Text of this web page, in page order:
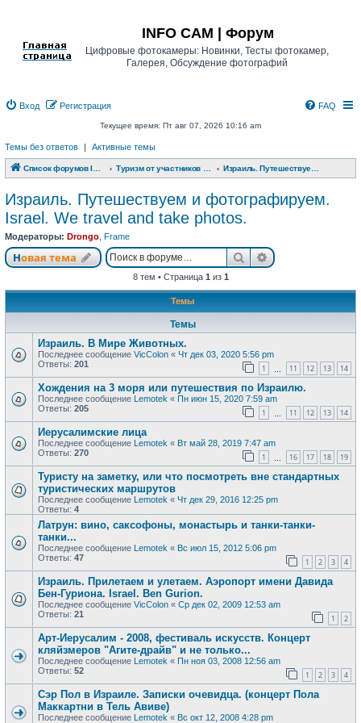
INFO CAM | Форум
Цифровые фотокамеры: Новинки, Тесты фотокамер,
Галерея, Обсуждение фотографий
Вход Регистрация FAQ
Текущее время: Пт авг 07, 2026 10:16 am
Темы без ответов | Активные темы
Список форумов INFO CAM | Форум
Израиль. Путешествуем и фотографируем.
Israel. We travel and take photos.
Модераторы: Drongo Frame
Новая тема
Новая тема ПоискРасширенный
8 тем • Страница 1 из 1
Темы
Темы
Израиль. В Мире Животных.
Последнее сообщение VicColon « Чт дек 03, 2020 5:56 pm
Ответы: 201 1 11 12 13 14
Хождения на 3 моря или путешествия по Израилю.
Последнее сообщение Lemotek « Пн июн 15, 2020 7:59 am
Ответы: 205 1 11 12 13 14
Иерусалимские лица
Последнее сообщение Lemotek « Вт май 28, 2019 7:47 am
Ответы: 270 1 16 17 18 19
Туристу на заметку, или что посмотреть вне стандартных
туристических маршрутов
Последнее сообщение Lemotek « Чт дек 29, 2016 12:25 pm
Ответы: 4
Латрун: вино, саксофоны, монастырь и танки-танки-
танки...
Последнее сообщение Lemotek « Вс июл 15, 2012 5:06 pm
Ответы: 47 1 2 3 4
Израиль. Прилетаем и улетаем. Аэропорт имени Давида
Бен-Гуриона. Israel. Ben Gurion.
Последнее сообщение VicColon « Ср дек 02, 2009 12:53 am
Ответы: 21 1 2
Арт-Иерусалим - 2008, фестиваль искусств. Концерт
кляйзмеров "Агите-драйв" и не только...
Последнее сообщение Lemotek « Пн ноя 03, 2008 12:56 am
Ответы: 52 1 2 3 4
Сэр Пол в Израиле. Записки очевидца. (концерт Пола
Маккартни в Тель Авиве)
Последнее сообщение Lemotek « Вс окт 12, 2008 4:28 pm